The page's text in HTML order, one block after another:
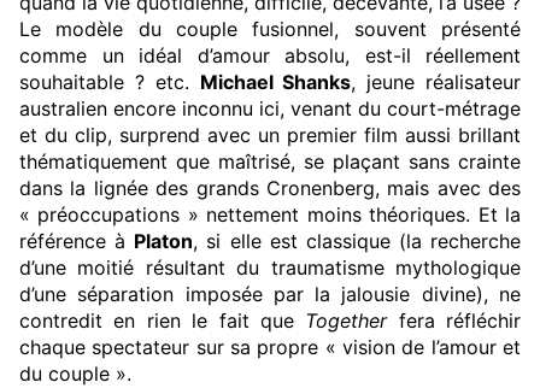
Le modèle du couple fusionnel, souvent présenté
comme un idéal d’amour absolu, est-il réellement
souhaitable ? etc. Michael Shanks, jeune réalisateur
australien encore inconnu ici, venant du court-métrage
et du clip, surprend avec un premier film aussi brillant
thématiquement que maîtrisé, se plaçant sans crainte
dans la lignée des grands Cronenberg, mais avec des
« préoccupations » nettement moins théoriques. Et la
référence à Platon, si elle est classique (la recherche
d’une moitié résultant du traumatisme mythologique
d’une séparation imposée par la jalousie divine), ne
contredit en rien le fait que Together fera réfléchir
chaque spectateur sur sa propre « vision de l’amour et
du couple ».